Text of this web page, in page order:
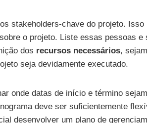
stakeholders-chave do projeto.
o projeto. Liste essas pessoas
dos recursos necessários,
seja devidamente executado.
onde datas de início e término
deve ser suficientemente
desenvolver um plano de